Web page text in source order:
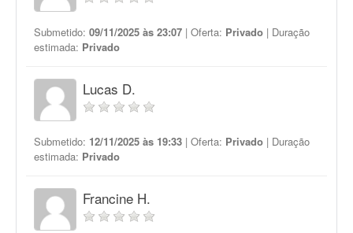
Submetido: 09/11/2025 às 23:07 | Oferta: Privado | Duração
estimada: Privado
Lucas D.
Submetido: 12/11/2025 às 19:33 | Oferta: Privado | Duração
estimada: Privado
Francine H.